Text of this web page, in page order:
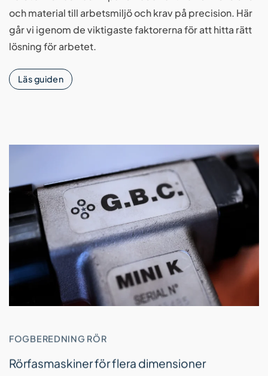
och material till arbetsmiljö och krav på precision. Här
går vi igenom de viktigaste faktorerna för att hitta rätt
lösning för arbetet.
Läs guiden
FOGBEREDNING RÖR
Rörfasmaskiner för flera dimensioner